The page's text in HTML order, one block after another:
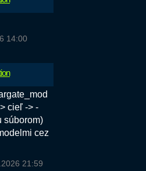
14:00
cieľ -> -
súborom)
cez
21:59